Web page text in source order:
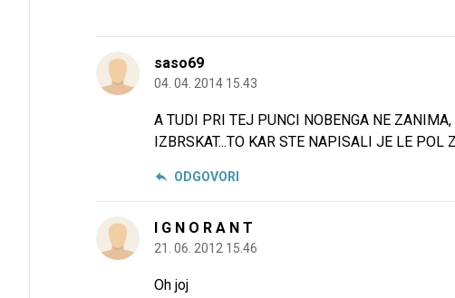
saso69
04. 04. 2014 15.43
A TUDI PRI TEJ PUNCI NOBENGA NE
IZBRSKAT...TO KAR STE NAPISALI JE LE POL
ODGOVORI
I G N O R A N T
21. 06. 2012 15.46
Oh joj